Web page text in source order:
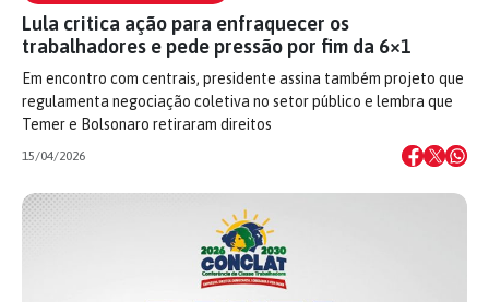
Lula critica ação para enfraquecer os
trabalhadores e pede pressão por fim da 6×1
Em encontro com centrais, presidente assina também projeto que
regulamenta negociação coletiva no setor público e lembra que
Temer e Bolsonaro retiraram direitos
15/04/2026